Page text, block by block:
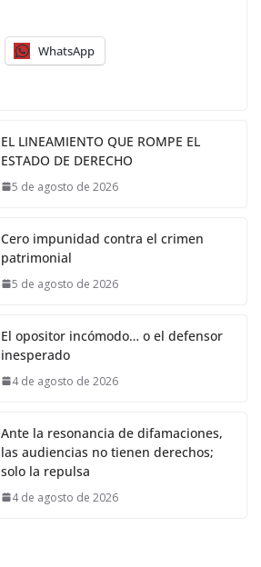
WhatsApp
EL LINEAMIENTO QUE ROMPE EL
ESTADO DE DERECHO
5 de agosto de 2026
Cero impunidad contra el crimen
patrimonial
5 de agosto de 2026
El opositor incómodo… o el defensor
inesperado
4 de agosto de 2026
Ante la resonancia de difamaciones,
las audiencias no tienen derechos;
solo la repulsa
4 de agosto de 2026